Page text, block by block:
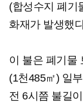
(합성수지 폐기
화재가 발생했
이 불은 폐기물
(1천485㎡) 일
전 6시쯤 불길